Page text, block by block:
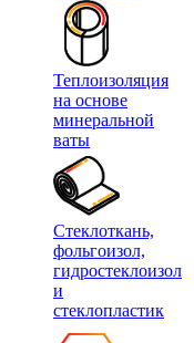
Теплоизоляция
на основе
минеральной
ваты
Стеклоткань,
фольгоизол,
гидростеклоизол
и
стеклопластик